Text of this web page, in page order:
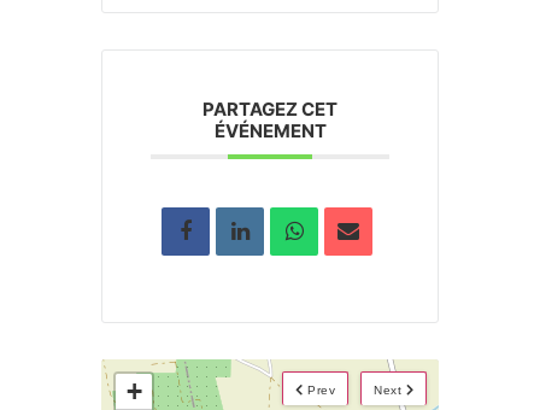
PARTAGEZ CET
ÉVÉNEMENT
Next
Prev
+